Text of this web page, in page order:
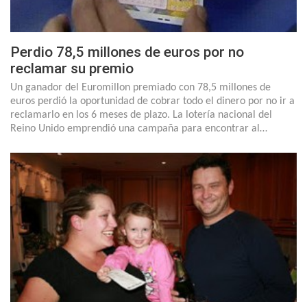
Perdio 78,5 millones de euros por no
reclamar su premio
Un ganador del Euromillon premiado con 78,5 millones de
euros perdió la oportunidad de cobrar todo el dinero por no ir a
reclamarlo en los 6 meses de plazo. La lotería nacional del
Reino Unido emprendió una campaña para encontrar al…